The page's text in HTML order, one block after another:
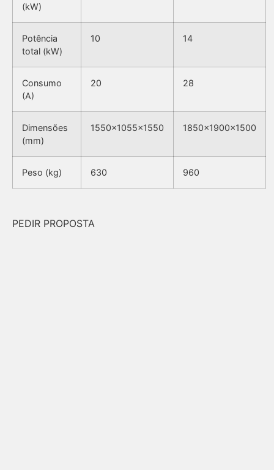
(kW)
Potência
total (kW)
10 14
Consumo
(A)
20 28
Dimensões
(mm)
1550x1055x1550 1850x1900x1500
Peso (kg) 630 960
PEDIR PROPOSTA